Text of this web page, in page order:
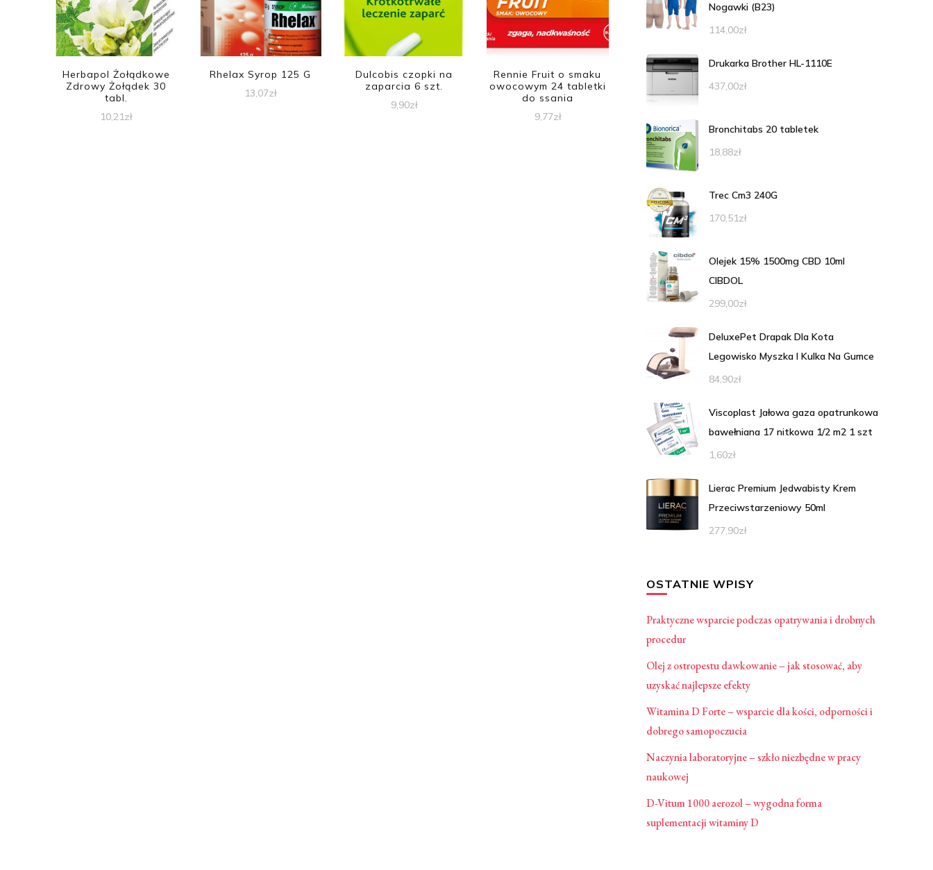
Herbapol Żołądkowe
Zdrowy Żołądek 30
tabl.
10,21zł
Rhelax Syrop 125 G
13,07zł
Dulcobis czopki na
zaparcia 6 szt.
9,90zł
Rennie Fruit o smaku
owocowym 24 tabletki
do ssania
9,77zł
Nogawki (B23)
114,00zł
Drukarka Brother HL-1110E
437,00zł
Bronchitabs 20 tabletek
18,88zł
Trec Cm3 240G
170,51zł
Olejek 15% 1500mg CBD 10ml
CIBDOL
299,00zł
DeluxePet Drapak Dla Kota
Legowisko Myszka I Kulka Na Gumce
84,90zł
Viscoplast Jałowa gaza opatrunkowa
bawełniana 17 nitkowa 1/2 m2 1 szt
1,60zł
Lierac Premium Jedwabisty Krem
Przeciwstarzeniowy 50ml
277,90zł
OSTATNIE WPISY
Praktyczne wsparcie podczas opatrywania i drobnych
procedur
Olej z ostropestu dawkowanie – jak stosować, aby
uzyskać najlepsze efekty
Witamina D Forte – wsparcie dla kości, odporności i
dobrego samopoczucia
Naczynia laboratoryjne – szkło niezbędne w pracy
naukowej
D-Vitum 1000 aerozol – wygodna forma
suplementacji witaminy D